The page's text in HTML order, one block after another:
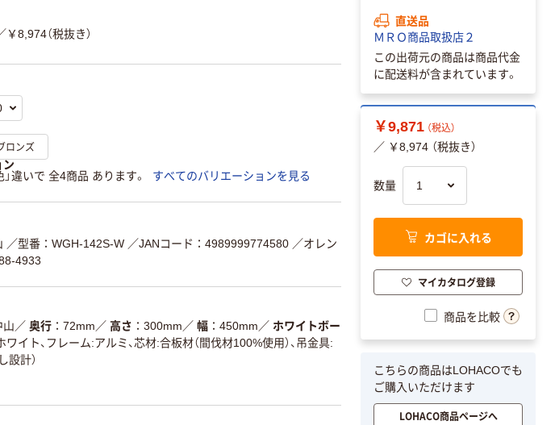
￥8,974（税抜き）
ロンズ
ン
」違いで 全4商品 あります。
すべてのバリエーションを見る
／型番：WGH-142S-W ／JANコード：4989999774580 ／オレン
4933
山 ／ 奥行 72mm ／ 高さ 300mm ／ 幅 450mm ／ ホワイトボー
イト、フレーム:アルミ、芯材:合板材（間伐材100%使用）、吊金具:
設計）
直送品
ＭＲＯ商品取扱店２
この出荷元の商品は商品代金
に配送料が含まれています。
￥9,871 （税込）
／ ￥8,974 （税抜き）
数量
カゴに入れる
マイカタログ登録
商品を比較
こちらの商品はLOHACOでも
ご購入いただけます
LOHACO商品ページへ